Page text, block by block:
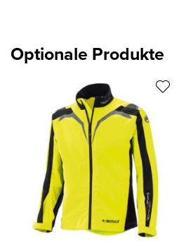
Optionale Produkte